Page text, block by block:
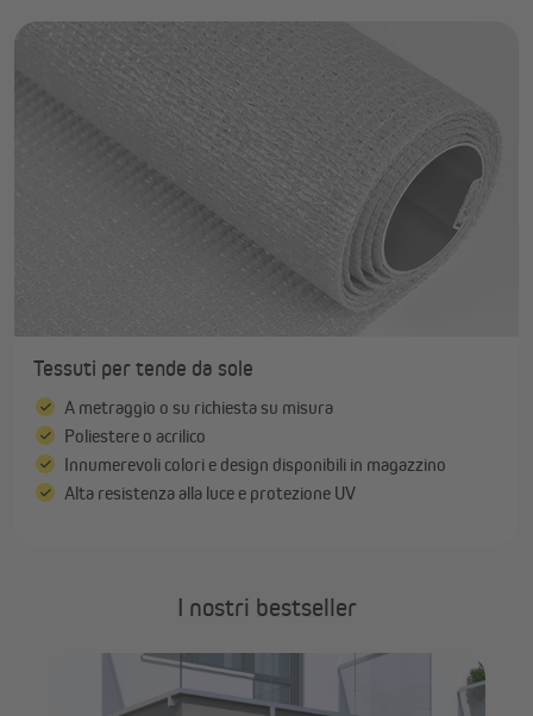
Tessuti per tende da sole
A metraggio o su richiesta su misura
Poliestere o acrilico
Innumerevoli colori e design disponibili in magazzino
Alta resistenza alla luce e protezione UV
I nostri bestseller